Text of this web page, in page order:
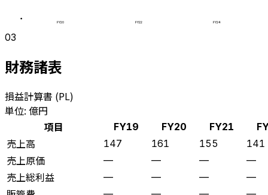
FY20 FY22 FY24
03
財務諸表
損益計算書 (PL)
単位: 億円
項目
FY19 FY20 FY21
売上高 147 161 155 141
売上原価 — — — —
売上総利益 — — — —